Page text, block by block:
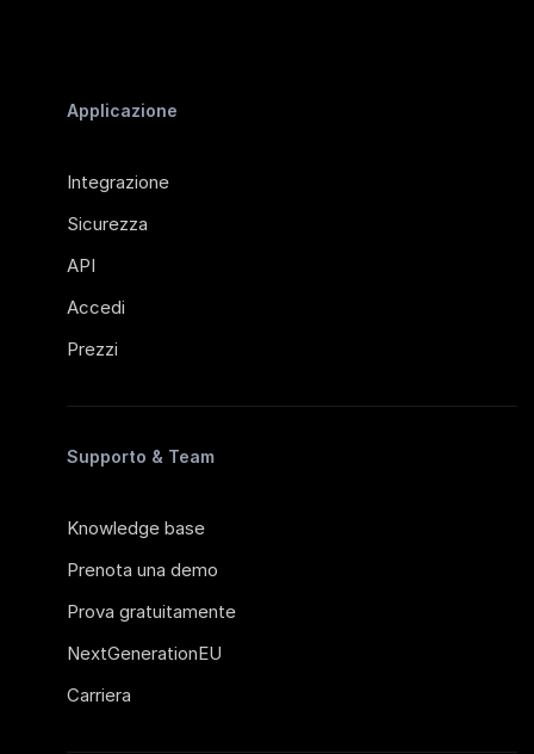
Applicazione
Integrazione
Sicurezza
API
Accedi
Prezzi
Supporto & Team
Knowledge base
Prenota una demo
Prova gratuitamente
NextGenerationEU
Carriera